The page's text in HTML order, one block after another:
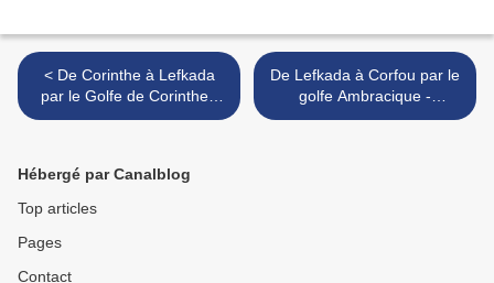
< De Corinthe à Lefkada
par le Golfe de Corinthe -
Croisière d'entraînement, 2
De Lefkada à Corfou par le
golfe Ambracique -
Croisière d'entraînement, 9
Hébergé par Canalblog
Top articles
Pages
Contact